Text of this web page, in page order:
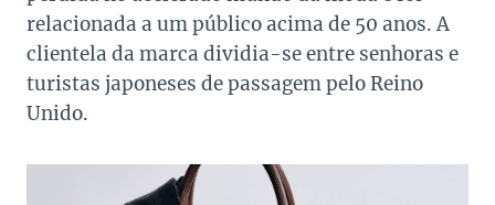
relacionada a um público acima de 50 anos. A
clientela da marca dividia-se entre senhoras e
turistas japoneses de passagem pelo Reino
Unido.